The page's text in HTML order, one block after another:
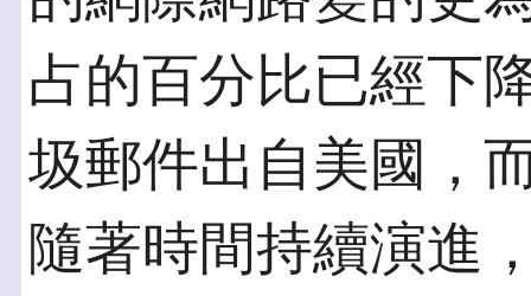
占的百分比已經下
圾郵件出自美國，
隨著時間持續演進